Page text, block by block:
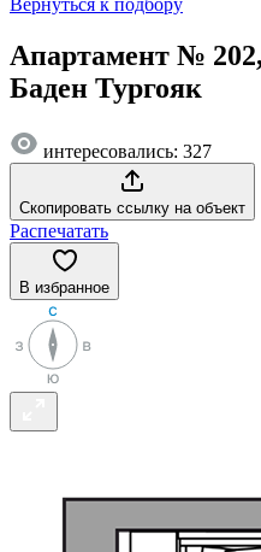
Вернуться к подбору
Апартамент №
Баден Тургояк
интересовались: 327
Скопировать ссылку на объект
Распечатать
В избранное